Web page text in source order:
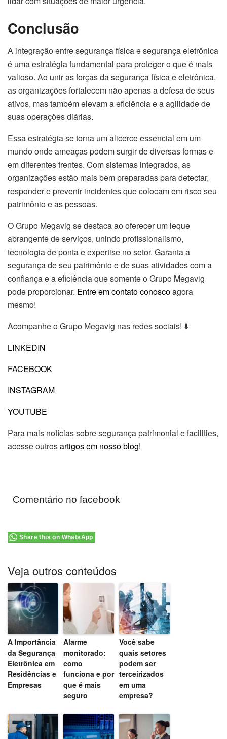
Conclusão
A integração entre segurança física e segurança eletrônica
é uma estratégia fundamental para proteger o que é mais
valioso. Ao unir as forças da segurança física e eletrônica,
as organizações fortalecem não apenas a defesa de seus
ativos, mas também elevam a eficiência e a agilidade de
suas operações diárias.
Essa estratégia se torna um alicerce essencial em um
mundo onde ameaças podem surgir de diversas formas e
em diferentes frentes. Com sistemas integrados, as
organizações estão mais bem preparadas para detectar,
responder e prevenir incidentes que colocam em risco seu
patrimônio e as pessoas.
O Grupo Megavig se destaca ao oferecer um leque
abrangente de serviços, unindo profissionalismo,
tecnologia de ponta e expertise no setor. Garanta a
segurança de seu patrimônio e de suas atividades com a
confiança e a eficiência que somente o Grupo Megavig
pode proporcionar. Entre em contato conoscoagora
mesmo!
Acompanhe o Grupo Megavig nas redes sociais! ⬇️
LINKEDIN
FACEBOOK
INSTAGRAM
YOUTUBE
Para mais notícias sobre segurança patrimonial e facilities,
acesse outrosartigos em nosso blog!
Comentário no facebook
Share this on WhatsApp
Veja outros conteúdos
A Importância
da Segurança
Eletrônica em
Residências e
Empresas
Alarme
monitorado:
como
funciona e por
que é mais
seguro
Você sabe
quais setores
podem ser
terceirizados
em uma
empresa?